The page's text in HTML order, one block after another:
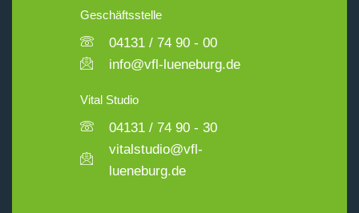
Geschäftsstelle
04131 / 74 90 - 00
info@vfl-lueneburg.de
Vital Studio
04131 / 74 90 - 30
vitalstudio@vfl-
lueneburg.de